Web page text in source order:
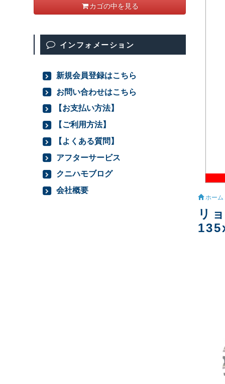
ホーム
リ
カゴの中を見る
インフォメーション
新規会員登録はこちら
お問い合わせはこちら
【お支払い方法】
【ご利用方法】
【よくある質問】
アフターサービス
クニハモブログ
会社概要